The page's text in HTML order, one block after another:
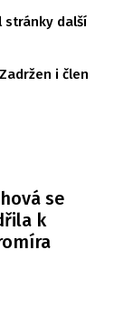
stránky další
i člen
se
k